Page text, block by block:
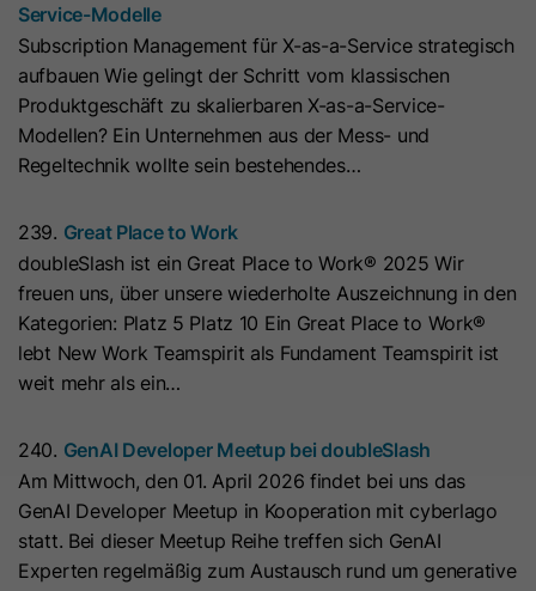
Service-Modelle
Subscription Management für X-as-a-Service strategisch
aufbauen Wie gelingt der Schritt vom klassischen
Produktgeschäft zu skalierbaren X-as-a-Service-
Modellen? Ein Unternehmen aus der Mess- und
Regeltechnik wollte sein bestehendes…
239. Great Place to Work
doubleSlash ist ein Great Place to Work® 2025 Wir
freuen uns, über unsere wiederholte Auszeichnung in den
Kategorien: Platz 5 Platz 10 Ein Great Place to Work®
lebt New Work Teamspirit als Fundament Teamspirit ist
weit mehr als ein…
240. GenAI Developer Meetup bei doubleSlash
Am Mittwoch, den 01. April 2026 findet bei uns das
GenAI Developer Meetup in Kooperation mit cyberlago
statt. Bei dieser Meetup Reihe treffen sich GenAI
Experten regelmäßig zum Austausch rund um generative
Anbieter www.clarity.ms
Laufzeit 1 Jahr
Zweck
Microsoft Clarity setzt dieses Cookie,
um Informationen darüber zu
Website interagieren. Das Cookie hilft
bei der Erstellung eines
Analyseberichts. Die Datensammlung
umfasst die Anzahl der Besucher, den
Ort, an dem sie die Website besuchen,
und die besuchten Seiten.
Name _clck
Anbieter www.clarity.ms
Laufzeit 1 Jahr
Anbieter HubSpot
Laufzeit 7 Tage
Dieses Cookie wird verwendet, um
zu verhindern, dass Banner jedes
Besucher im strengen Modus Ihre
Website besuchen. Es enthält die
Zeichenfolge „Ja“ oder „Nein“.
Name
Laufzeit 13 Monate
Dieses Cookie wird verwendet, um
die Kategorien zu erfassen, zu